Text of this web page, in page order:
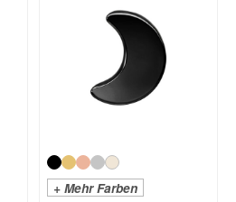
+ Mehr Farben